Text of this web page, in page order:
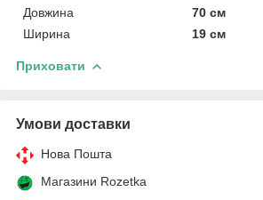
Довжина
70 см
Ширина
19 см
Приховати
Умови доставки
Нова Пошта
Магазини Rozetka